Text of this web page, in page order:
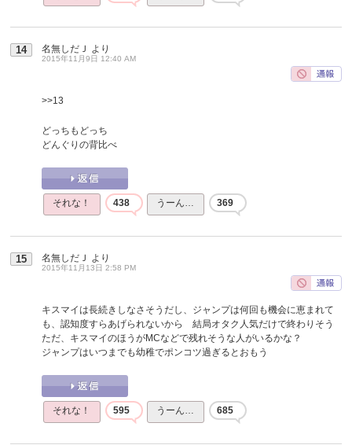
14 名無しだＪ より
2015年11月9日 12:40 AM
>>13
どっちもどっち
どんぐりの背比べ
それな！ 438 うーん… 369
15 名無しだＪ より
2015年11月13日 2:58 PM
キスマイは長続きしなさそうだし、ジャンプは何回も機会に恵まれて
も、認知度すらあげられないから 結局オタク人気だけで終わりそう
ただ、キスマイのほうがMCなどで残れそうな人がいるかな？
ジャンプはいつまでも幼稚でポンコツ過ぎるとおもう
それな！ 595 うーん… 685